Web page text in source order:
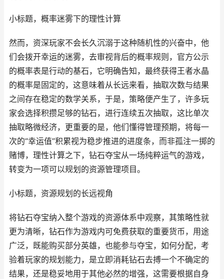
小标题，概率迷雾下的理性计算
然而，资深玩家不会长久沉溺于这种随机性的兴奋中，他
们会拨开幸运的迷雾，去审视背后的概率规则，官方公示
的概率表是行动的基石，它明确告知，最终获得王者水晶
的概率是固定的，这意味着从长远来看，抽取次数与结果
之间存在稳定的数学关系，于是，策略便产生了，许多玩
家会选择积攒足够的钻石，进行连续五次抽取，这比单次
抽取略微经济，更重要的是，他们懂得管理预期，将每一
次的“幸运值”积累视为稳步推进的进度条，而非孤注一掷的
赌博，理性计算之下，钻石夺宝从一场纯粹运气的游戏，
转变为一项可以规划的资源管理项目。
小标题，资源规划的长远视角
将钻石夺宝纳入整个游戏的资源体系中观察，其策略性就
更为清晰，钻石作为游戏内可免费获取的重要货币，用途
广泛，既能购买部分英雄，也能参与夺宝，如何分配，考
验着玩家的规划能力，是立即消耗钻石去搏一个不确定的
结果，还是稳妥地用于其他必然的增强，这需要根据自身